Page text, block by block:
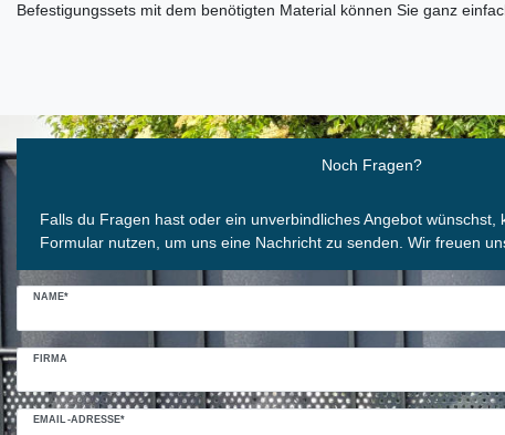
Befestigungssets mit dem benötigten Material können Sie ganz
Noch Fragen?
Falls du Fragen hast oder ein unverbindliches Angebot wünschst,
Formular nutzen, um uns eine Nachricht zu senden. Wir freuen
NAME*
FIRMA
EMAIL-ADRESSE*
Ceres::Template.mailFormHoneypotLabel